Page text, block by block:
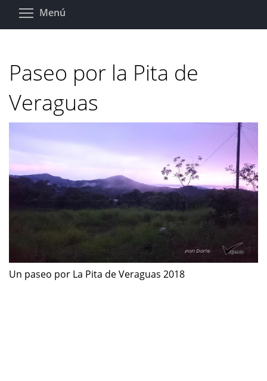
Pasar
Menú
Paseo por la Pita de
Veraguas
Un paseo por La Pita de Veraguas 2018